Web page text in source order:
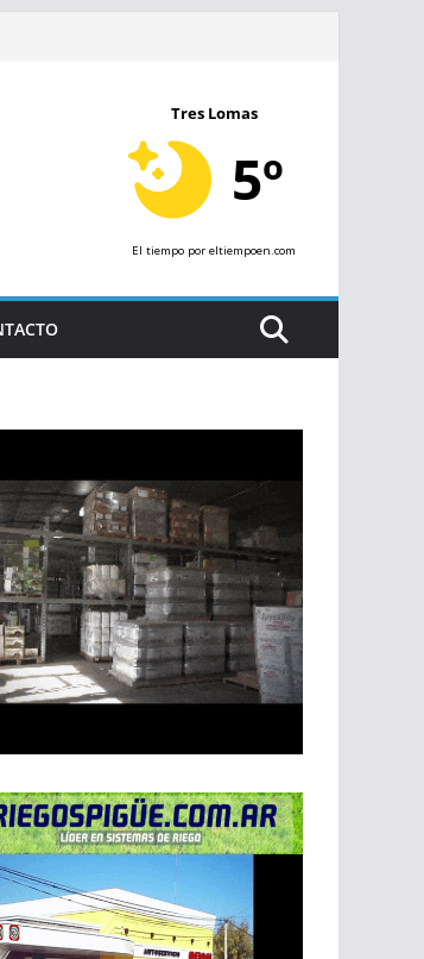
Tres Lomas
5º
El tiempo por eltiempoen.com